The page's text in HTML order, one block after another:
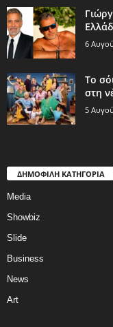
6
Το
στη
5
ΔΗΜΟΦΙΛΗ ΚΑΤΗΓΟΡΙΑ
Media
Showbiz
Slide
Business
News
Art